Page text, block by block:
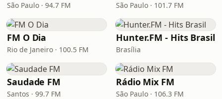
São Paulo · 94.7 FM São Paulo · 101.7 FM
FM O Dia
Rio de Janeiro · 100.5 FM
Hunter.FM - Hits Brasil
Brasília
Saudade FM
Santos · 99.7 FM
Rádio Mix FM
São Paulo · 106.3 FM